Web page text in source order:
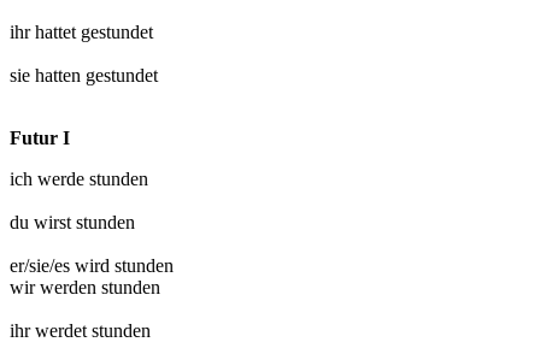
ihr hattet gestundet
sie hatten gestundet
Futur I
ich werde stunden
du wirst stunden
er/sie/es wird stunden
wir werden stunden
ihr werdet stunden